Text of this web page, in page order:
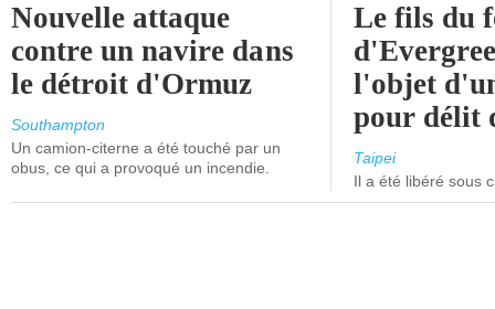
Nouvelle attaque
contre un navire dans
le détroit d'Ormuz
Southampton
Un camion-citerne a été touché par un
obus, ce qui a provoqué un incendie.
Le fils du
l'objet
pour délit
Taipei
Il a été libéré sous